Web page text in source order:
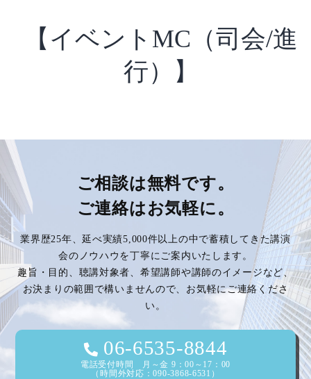
【イベントMC（司会/進
行）】
ご相談は無料です。
ご連絡はお気軽に。
業界歴25年、延べ実績5,000件以上の中で蓄積してきた講演
会のノウハウを丁寧にご案内いたします。
趣旨・目的、聴講対象者、希望講師や講師のイメージなど、
お決まりの範囲で構いませんので、お気軽にご連絡くださ
い。
06-6535-8844
電話受付時間 月～金 9：00～17：00
（時間外対応：090-3868-6531）